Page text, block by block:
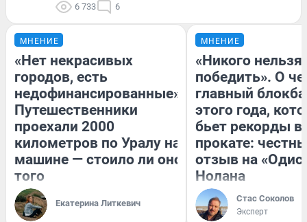
6 733 6
МНЕНИЕ
«Нет некрасивых
городов, есть
недофинансированные».
Путешественники
проехали 2000
километров по Уралу на
машине — стоило ли оно
того
Екатерина Литкевич
МНЕНИЕ
«Никого нельзя
победить». О
главный
этого года,
бьет рекорды в
прокате:
отзыв на
Нолана
Стас Соколов
Эксперт